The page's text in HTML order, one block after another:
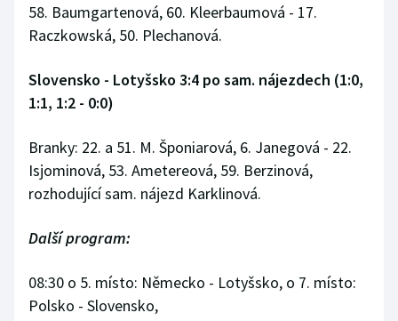
58. Baumgartenová, 60. Kleerbaumová - 17.
Raczkowská, 50. Plechanová.
Slovensko - Lotyšsko 3:4 po sam. nájezdech (1:0,
1:1, 1:2 - 0:0)
Branky: 22. a 51. M. Šponiarová, 6. Janegová - 22.
Isjominová, 53. Ametereová, 59. Berzinová,
rozhodující sam. nájezd Karklinová.
Další program:
08:30 o 5. místo: Německo - Lotyšsko, o 7. místo:
Polsko - Slovensko,